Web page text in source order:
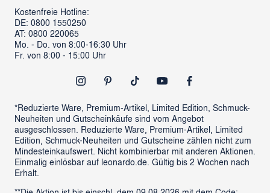
Verantwortung
ProSales Gastronomie
LIVING Möbel
Newsletter
Händlersuche
Retoure anmelden
Vertrag widerrufen
Kostenfreie Hotline:
DE: 0800 1550250
AT: 0800 220065
Mo. - Do. von 8:00-16:30 Uhr
Fr. von 8:00 - 15:00 Uhr
*Reduzierte Ware, Premium-Artikel, Limited Edition, Schmuck-
Neuheiten und Gutscheinkäufe sind vom Angebot
ausgeschlossen. Reduzierte Ware, Premium-Artikel, Limited
Edition, Schmuck-Neuheiten und Gutscheine zählen nicht zum
Mindesteinkaufswert. Nicht kombinierbar mit anderen Aktionen.
Einmalig einlösbar auf leonardo.de. Gültig bis 2 Wochen nach
Erhalt.